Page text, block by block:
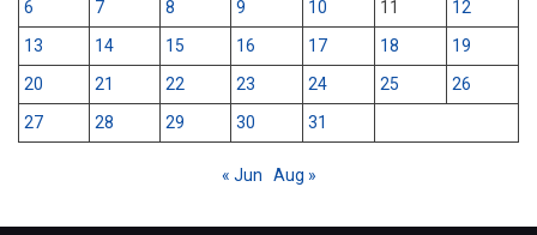
6
7 8 9 10 11
12
13
14 15 16 17 18
19
20
21 22 23 24 25
26
27
28 29 30 31
« Jun Aug »